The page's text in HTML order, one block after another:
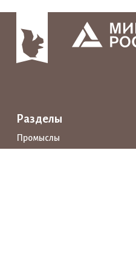
Разделы
Промыслы